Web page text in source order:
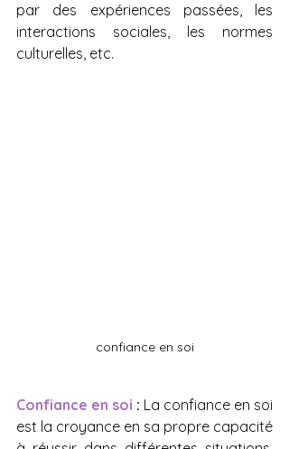
par des expériences passées, les
interactions sociales, les normes
culturelles, etc.
confiance en soi
Confiance en soi : La confiance en soi
est la croyance en sa propre capacité